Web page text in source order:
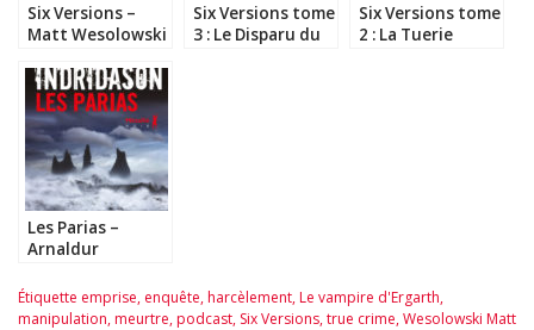
Six Versions –
Matt Wesolowski
Six Versions tome
3 : Le Disparu du
Six Versions tome
2 : La Tuerie
Les Parias –
Arnaldur
Étiquette emprise, enquête,harcèlement,Le vampire d'Ergarth,
manipulation,meurtre,podcast, Six Versions,true crime,Wesolowski Matt